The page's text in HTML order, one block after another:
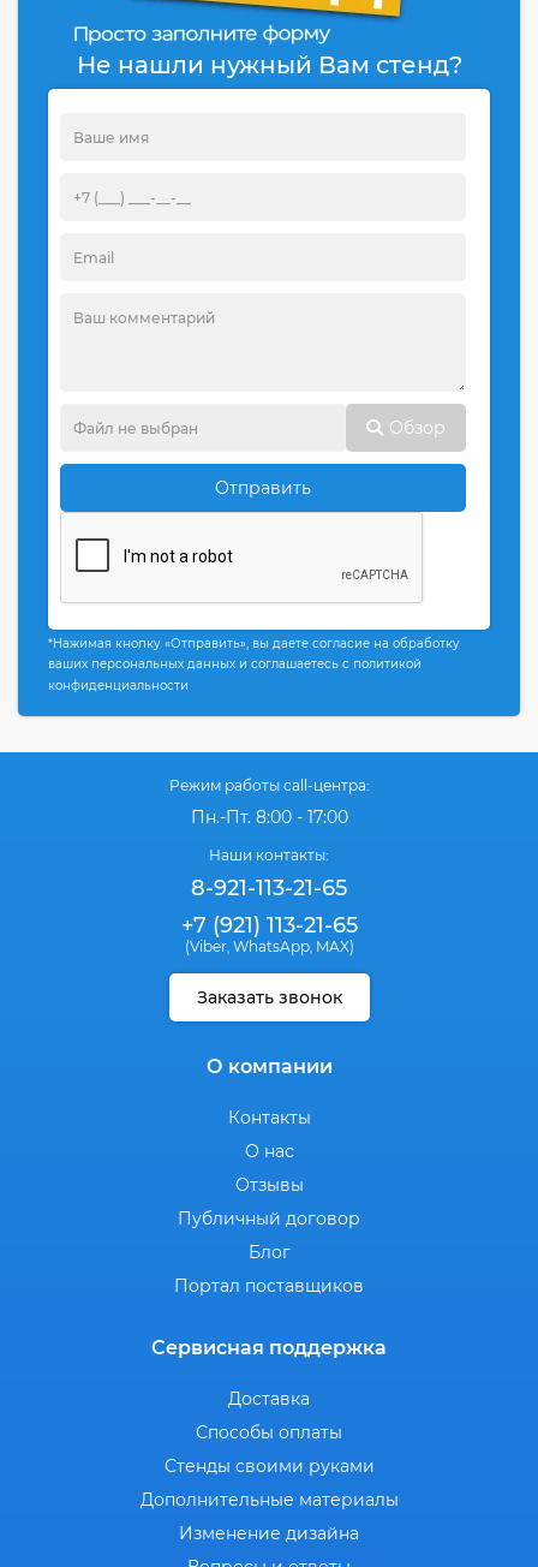
Не нашли нужный Вам стенд?
Обзор
Отправить
*Нажимая кнопку «Отправить», вы даете согласие на обработку
ваших персональных данных и соглашаетесь с политикой
конфиденциальности
Режим работы call-центра:
Пн.-Пт. 8:00 - 17:00
Наши контакты:
8-921-113-21-65
+7 (921) 113-21-65
(Viber, WhatsApp, MAX)
Заказать звонок
О компании
Контакты
О нас
Отзывы
Публичный договор
Блог
Портал поставщиков
Сервисная поддержка
Доставка
Способы оплаты
Стенды своими руками
Дополнительные материалы
Изменение дизайна